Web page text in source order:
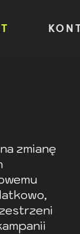
KONT
zmianę